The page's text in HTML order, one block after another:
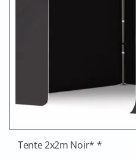
Tente 2x2m Noir* *